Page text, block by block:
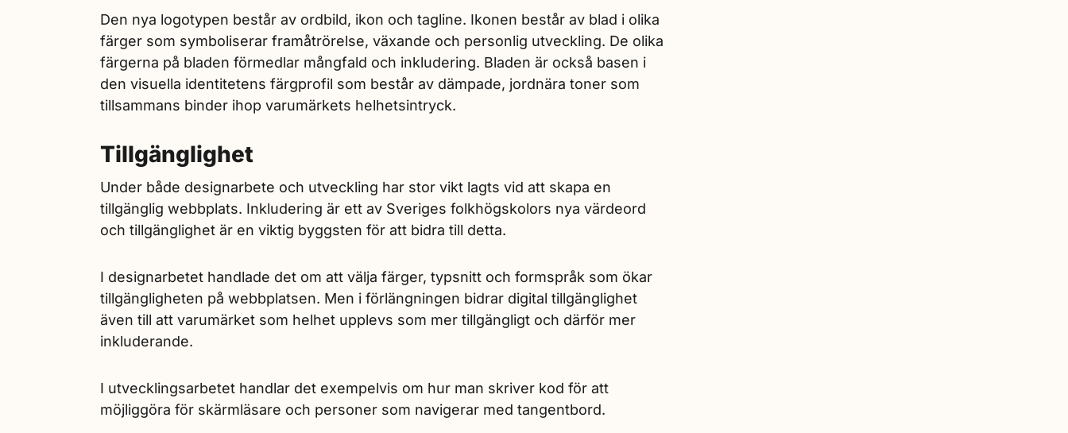
Den nya logotypen består av ordbild, ikon och tagline. Ikonen består av blad i olika
färger som symboliserar framåtrörelse, växande och personlig utveckling. De olika
färgerna på bladen förmedlar mångfald och inkludering. Bladen är också basen i
den visuella identitetens färgprofil som består av dämpade, jordnära toner som
tillsammans binder ihop varumärkets helhetsintryck.
Tillgänglighet
Under både designarbete och utveckling har stor vikt lagts vid att skapa en
tillgänglig webbplats. Inkludering är ett av Sveriges folkhögskolors nya värdeord
och tillgänglighet är en viktig byggsten för att bidra till detta.
I designarbetet handlade det om att välja färger, typsnitt och formspråk som ökar
tillgängligheten på webbplatsen. Men i förlängningen bidrar digital tillgänglighet
även till att varumärket som helhet upplevs som mer tillgängligt och därför mer
inkluderande.
I utvecklingsarbetet handlar det exempelvis om hur man skriver kod för att
möjliggöra för skärmläsare och personer som navigerar med tangentbord.